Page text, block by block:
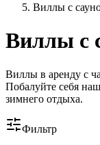
Виллы с
Виллы с
Виллы в аренду с
Побалуйте себя
зимнего отдыха.
Фильтр